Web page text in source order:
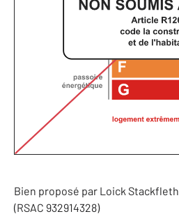
Bien proposé par Loick Stackfleth
(RSAC 932914328)